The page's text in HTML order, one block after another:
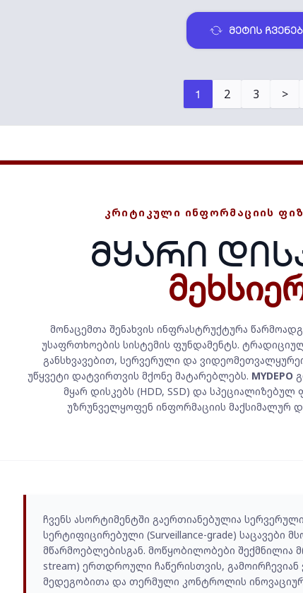
მეტის
1 2 3 >
ᲙᲠᲘᲢᲘᲙᲣᲚᲘ ᲘᲜᲤᲝᲠᲛᲐᲪᲘᲘᲡ
მყარი
მონაცემთა შენახვის ინფრასტრუქტურა
უსაფრთხოების სისტემის ფუნდამენტს.
განსხვავებით, სერვერული და
უწყვეტი დატვირთვის მქონე მატარებლებს. MYDEPO
მყარ დისკებს (HDD, SSD) და
უზრუნველყოფენ ინფორმაციის მაქსიმალურ
ჩვენს ასორტიმენტში გაერთიანებულია
სერტიფიცირებული (Surveillance-grade) საცავები
მწარმოებლებისგან. მოწყობილობები შექმნილია
stream) ერთდროული ჩაწერისთვის, გამოირჩევიან
მედეგობითა და თერმული კონტროლის